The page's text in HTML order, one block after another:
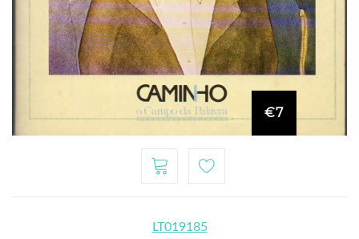
€7
LT019185